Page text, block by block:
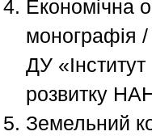
Економічна
монографія
ДУ
розвитку
Земельний